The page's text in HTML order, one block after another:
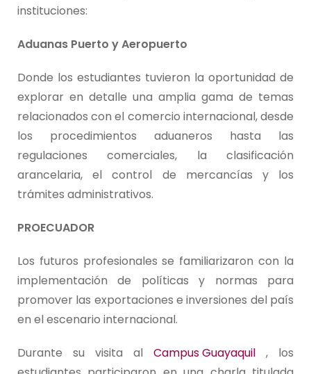
instituciones:
Aduanas Puerto y Aeropuerto
Donde los estudiantes tuvieron la oportunidad de
explorar en detalle una amplia gama de temas
relacionados con el comercio internacional, desde
los procedimientos aduaneros hasta las
regulaciones comerciales, la clasificación
arancelaria, el control de mercancías y los
trámites administrativos.
PROECUADOR
Los futuros profesionales se familiarizaron con la
implementación de políticas y normas para
promover las exportaciones e inversiones del país
en el escenario internacional.
Durante su visita al Campus Guayaquil , los